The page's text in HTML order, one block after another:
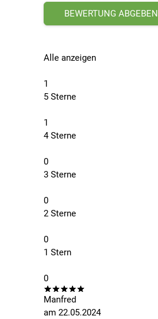
BEWERTUNG ABGEBEN
Alle anzeigen
1
5 Sterne
1
4 Sterne
0
3 Sterne
0
2 Sterne
0
1 Stern
0
Manfred
am 22.05.2024